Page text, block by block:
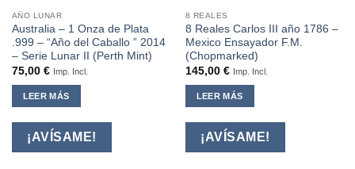
AÑO LUNAR
Australia – 1 Onza de Plata
.999 – “Año del Caballo ” 2014
– Serie Lunar II (Perth Mint)
75,00 € Imp. Incl.
LEER MÁS
¡AVÍSAME!
8 REALES
8 Reales Carlos III año 1786 –
Mexico Ensayador F.M.
(Chopmarked)
145,00 € Imp. Incl.
LEER MÁS
¡AVÍSAME!